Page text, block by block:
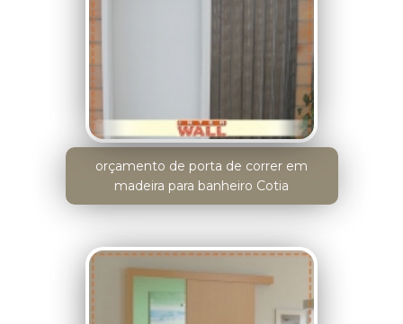
orçamento de porta de correr em
madeira para banheiro Cotia